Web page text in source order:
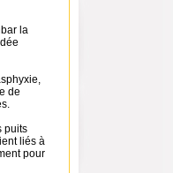
la
de
puits
liés à
pour